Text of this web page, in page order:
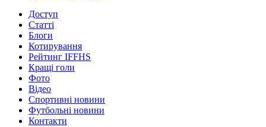
Доступ
Статті
Блоги
Котирування
Рейтинг IFFHS
Кращі голи
Фото
Відео
Спортивні новини
Футбольні новини
Контакти